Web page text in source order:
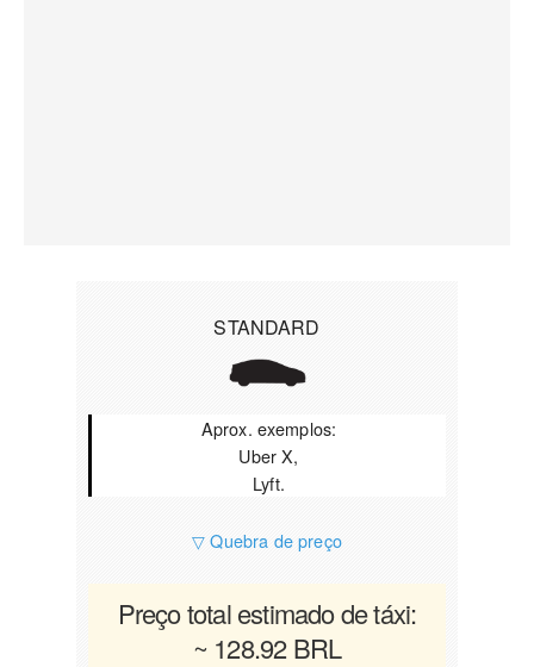
STANDARD
Aprox. exemplos:
Uber X,
Lyft.
▽ Quebra de preço
Preço total estimado de táxi:
~ 128.92 BRL